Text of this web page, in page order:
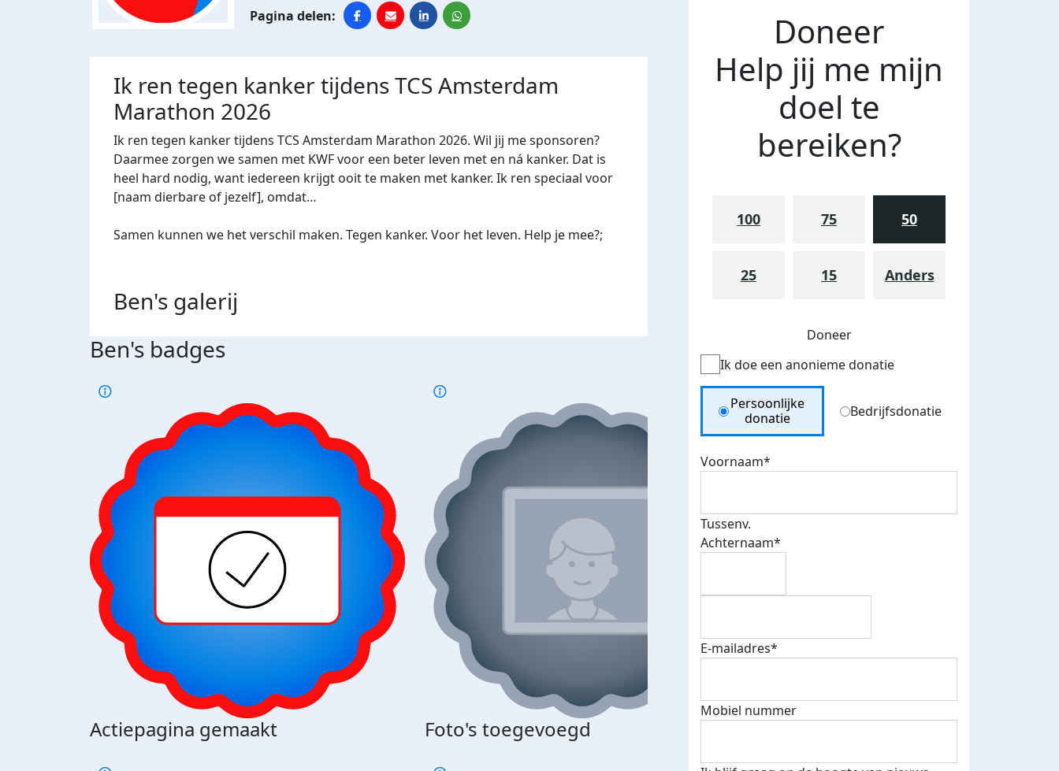
Ik ren tegen kanker tijdens TCS Amsterdam
Marathon 2026
Ik ren tegen kanker tijdens TCS Amsterdam Marathon 2026. Wil jij me sponsoren?
Daarmee zorgen we samen met KWF voor een beter leven met en ná kanker. Dat is
heel hard nodig, want iedereen krijgt ooit te maken met kanker. Ik ren speciaal voor
[naam dierbare of jezelf], omdat…
Samen kunnen we het verschil maken. Tegen kanker. Voor het leven. Help je mee?;
Ben's galerij
Ben's badges
Actiepagina gemaakt Foto's toegevoegd E-mails verstuurd
€500 euro opgehaald: t-shirt
Doneer
Help jij me mijn
doel te
bereiken?
100 75 50
25 15 Anders
Doneer
Ik doe een anonieme donatie
Donation Type
Persoonlijke
donatie
Bedrijfsdonatie
Voornaam*
Tussenv.
Achternaam*
E-mailadres*
Mobiel nummer